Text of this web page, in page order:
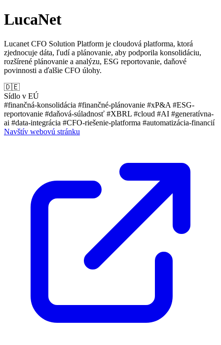
LucaNet
Lucanet CFO Solution Platform je cloudová platforma, ktorá
zjednocuje dáta, ľudí a plánovanie, aby podporila konsolidáciu,
rozšírené plánovanie a analýzu, ESG reportovanie, daňové
povinnosti a ďalšie CFO úlohy.
🇩🇪
Sídlo v EÚ
#finančná-konsolidácia #finančné-plánovanie #xP&A #ESG-
reportovanie #daňová-súladnosť #XBRL #cloud #AI #generatívna-
ai #data-integrácia #CFO-riešenie-platforma #automatizácia-financií
Navštív webovú stránku